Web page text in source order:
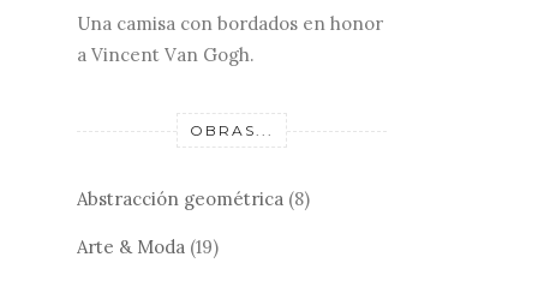
Una camisa con bordados en honor
a Vincent Van Gogh.
OBRAS...
Abstracción geométrica (8)
Arte & Moda (19)